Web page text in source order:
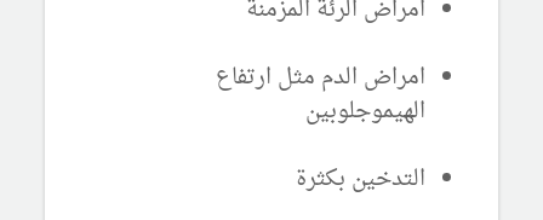
امراض الرئة المزمنة
امراض الدم مثل ارتفاع
الهيموجلوبين
التدخين بكثرة